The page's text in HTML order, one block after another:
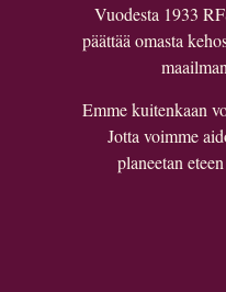
Vuodesta 1933
päättää omasta
Emme kuitenkaan
Jotta voimme
planeetan